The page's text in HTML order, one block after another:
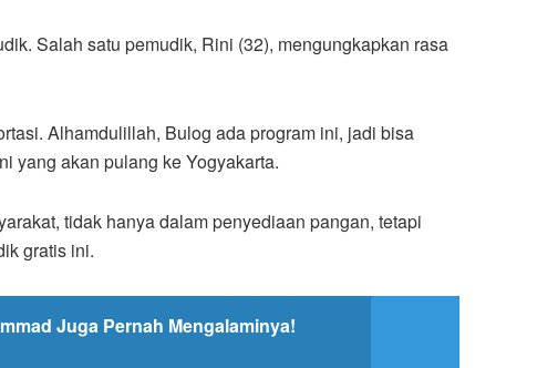
Salah satu pemudik, Rini (32), mengungkapkan rasa
Alhamdulillah, Bulog ada program ini, jadi bisa
yang akan pulang ke Yogyakarta.
tidak hanya dalam penyediaan pangan, tetapi
gratis ini.
Juga Pernah Mengalaminya!